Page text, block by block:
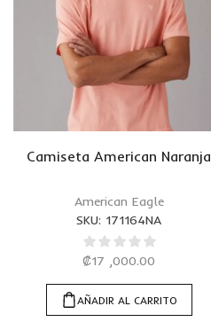
Camiseta American Naranja
American Eagle
SKU: 171164NA
₡17 ,000.00
AÑADIR AL CARRITO